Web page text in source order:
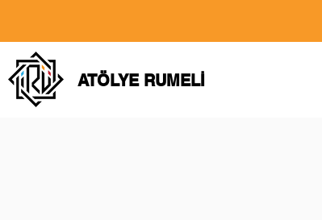
ATÖLYE RUMELİ